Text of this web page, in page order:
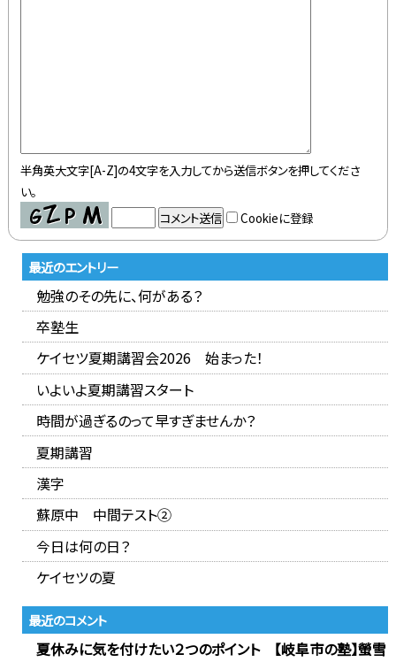
半角英大文字[A-Z]の4文字を入力してから送信ボタンを押してくださ
い。
Cookieに登録
最近のエントリー
勉強のその先に、何がある？
卒塾生
ケイセツ夏期講習会2026 始まった！
いよいよ夏期講習スタート
時間が過ぎるのって早すぎませんか？
夏期講習
漢字
蘇原中 中間テスト②
今日は何の日？
ケイセツの夏
最近のコメント
夏休みに気を付けたい２つのポイント 【岐阜市の塾】螢雪